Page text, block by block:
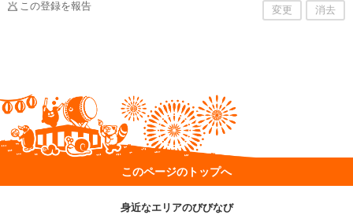
この登録を報告 変更 消去
このページのトップへ
身近なエリアのびびなび